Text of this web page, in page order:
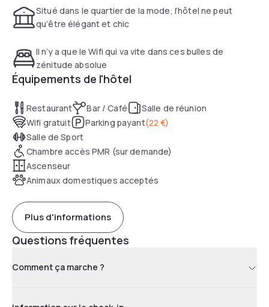
tourisme, mais penta vous offre un petit quelque chose en
plus ... Être humain et chaleureux, et faire de leur mieux pour
guide, mais ce qu’ils sont vraiment. Venez, soyez leur hôte
penta et rendez-vous compte par vous-même !
Situé dans le quartier de la mode, l’hôtel ne peut
qu’être élégant et chic
Il n’y a que le Wifi qui va vite dans ces bulles de
zénitude absolue
Équipements de l'hôtel
Restaurant Bar / Café
Salle de réunion
Wifi gratuit
Parking payant(22 €)
Salle de Sport
Chambre accès PMR (sur demande)
Ascenseur
Animaux domestiques acceptés
Plus d'informations
Questions fréquentes
Comment ça marche ?